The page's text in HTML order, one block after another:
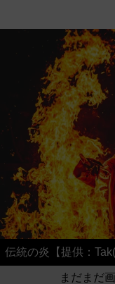
伝統の炎【提供：
まだまだ